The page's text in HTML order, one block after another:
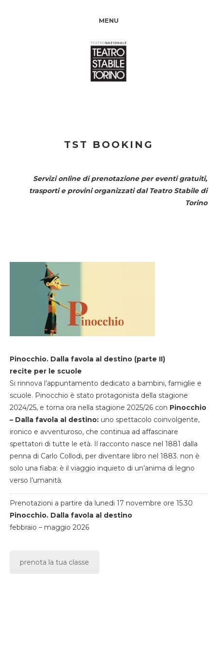
MENU
TST BOOKING
Servizi online di prenotazione per eventi gratuiti,
trasporti e provini organizzati dal Teatro Stabile di
Torino
Pinocchio. Dalla favola al destino (parte II)
recite per le scuole
Si rinnova l’appuntamento dedicato a bambini, famiglie e
scuole. Pinocchio è stato protagonista della stagione
2024/25, e torna ora nella stagione 2025/26 con Pinocchio
– Dalla favola al destino: uno spettacolo coinvolgente,
ironico e avventuroso, che continua ad affascinare
spettatori di tutte le età. Il racconto nasce nel 1881 dalla
penna di Carlo Collodi, per diventare libro nel 1883. non è
solo una fiaba: è il viaggio inquieto di un’anima di legno
verso l’umanità.
Prenotazioni a partire da lunedi 17 novembre ore 15.30
Pinocchio. Dalla favola al destino
febbraio – maggio 2026
prenota la tua classe